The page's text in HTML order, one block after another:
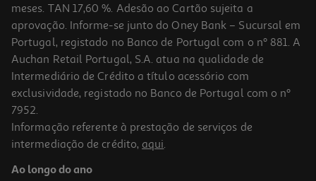
-10%
Livro Oráculo Diário Segundo Harry De Aavv
16.11 €/un
meses. TAN 17,60 %. Adesão ao Cartão sujeita a
aprovação. Informe-se junto do Oney Bank – Sucursal em
Portugal, registado no Banco de Portugal com o nº 881. A
Auchan Retail Portugal, S.A. atua na qualidade de
Intermediário de Crédito a título acessório com
exclusividade, registado no Banco de Portugal com o nº
7952.
Informação referente à prestação de serviços de
intermediação de crédito, aqui.
Ao longo do ano